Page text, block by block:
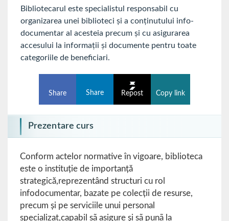
Bibliotecarul este specialistul responsabil cu
organizarea unei biblioteci şi a conţinutului info-
documentar al acesteia precum şi cu asigurarea
accesului la informaţii şi documente pentru toate
categoriile de beneficiari.
Share Share Repost Copy link
Prezentare curs
Conform actelor normative în vigoare, biblioteca
este o instituţie de importanţă
strategică,reprezentând structuri cu rol
infodocumentar, bazate pe colecţii de resurse,
precum şi pe serviciile unui personal
specializat,capabil sã asigure şi sã punã la